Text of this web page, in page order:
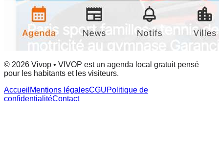
© 2026 Vivop • VIVOP est un agenda local gratuit pensé
pour les habitants et les visiteurs.
Accueil Mentions légalesCGUPolitique de
confidentialitéContact